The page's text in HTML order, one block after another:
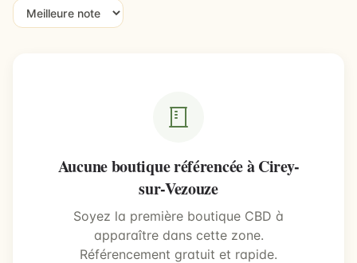
Aucune boutique référencée à Cirey-
sur-Vezouze
Soyez la première boutique CBD à
apparaître dans cette zone.
Référencement gratuit et rapide.